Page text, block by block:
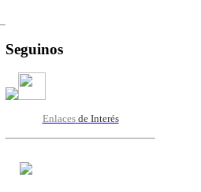
Seguinos
Enlaces de Interés